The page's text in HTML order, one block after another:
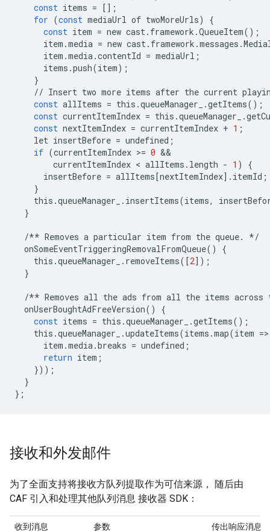
const items = [];
for (const mediaUrl of twoMoreUrls)
{
const item = new cast. framework .QueueItem();
item .media = new cast. framework .messages .
item .media.contentId = mediaUrl ;
items .push(item);
}
// Insert two more items after the current
const allItems = this .queueManager_ .getItems();
const currentItemIndex = this .queueManager_ .
const nextItemIndex = currentItemIndex + 1 ;
let insertBefore = undefined ;
if (currentItemIndex >= 0
currentItemIndex < allItems . length - 1 )
{
insertBefore = allItems[nextItemIndex] . itemId ;
}
this .queueManager_ . insertItems(items,
}
/** Removes a particular item from the queue.
*/
onSomeEventTriggeringRemovalFromQueue()
{
this .queueManager_ . removeItems([2]);
}
/** Removes all the ads from all the items across
onUserBoughtAdFreeVersion()
{
const items = this .queueManager_ .getItems();
this .queueManager_ .updateItems(items .map(item =>
item .media.breaks = undefined ;
return item ;
}));
}
};
接收和外发邮件
为了全面支持将接收方队列提取作为可信来源， 随后由
CAF 引入和处理其他队列消息 接收器 SDK：
收到消息 参数 传出响应消息